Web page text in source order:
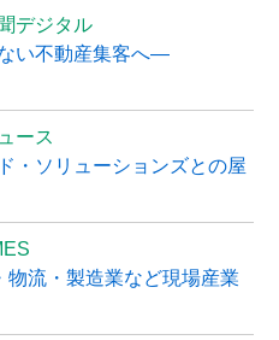
デジタル
い不動産集客へ―
ース
・ソリューションズとの屋
流・製造業など現場産業